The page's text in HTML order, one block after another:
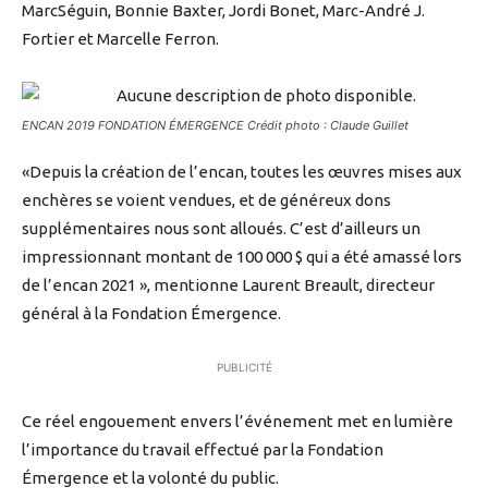
MarcSéguin, Bonnie Baxter, Jordi Bonet, Marc-André J.
Fortier et Marcelle Ferron.
ENCAN 2019 FONDATION ÉMERGENCE Crédit photo : Claude Guillet
«Depuis la création de l’encan, toutes les œuvres mises aux
enchères se voient vendues, et de généreux dons
supplémentaires nous sont alloués. C’est d’ailleurs un
impressionnant montant de 100 000 $ qui a été amassé lors
de l’encan 2021 », mentionne Laurent Breault, directeur
général à la Fondation Émergence.
PUBLICITÉ
Ce réel engouement envers l’événement met en lumière
l’importance du travail effectué par la Fondation
Émergence et la volonté du public.